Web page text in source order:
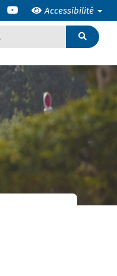
Accessibilité